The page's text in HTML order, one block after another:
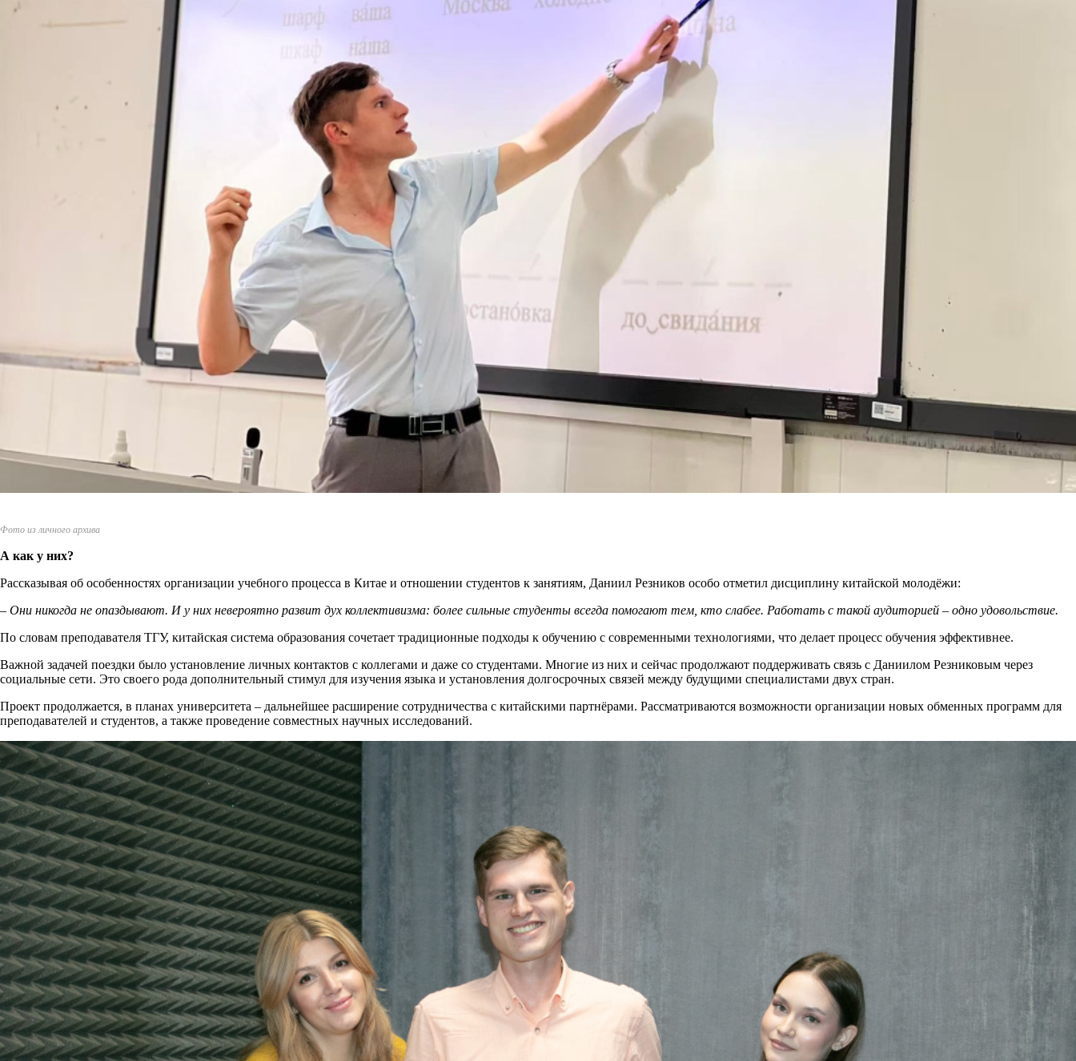
Фото из личного архива
А как у них?
Рассказывая об особенностях организации учебного процесса в Китае и отношении студентов к занятиям, Даниил Резников особо отметил дисциплину китайской молодёжи:
– Они никогда не опаздывают. И у них невероятно развит дух коллективизма: более сильные студенты всегда помогают тем, кто слабее. Работать с такой аудиторией – одно удовольствие.
По словам преподавателя ТГУ, китайская система образования сочетает традиционные подходы к обучению с современными технологиями, что делает процесс обучения эффективнее.
Важной задачей поездки было установление личных контактов с коллегами и даже со студентами. Многие из них и сейчас продолжают поддерживать связь с Даниилом Резниковым через
социальные сети. Это своего рода дополнительный стимул для изучения языка и установления долгосрочных связей между будущими специалистами двух стран.
Проект продолжается, в планах университета – дальнейшее расширение сотрудничества с китайскими партнёрами. Рассматриваются возможности организации новых обменных программ для
преподавателей и студентов, а также проведение совместных научных исследований.